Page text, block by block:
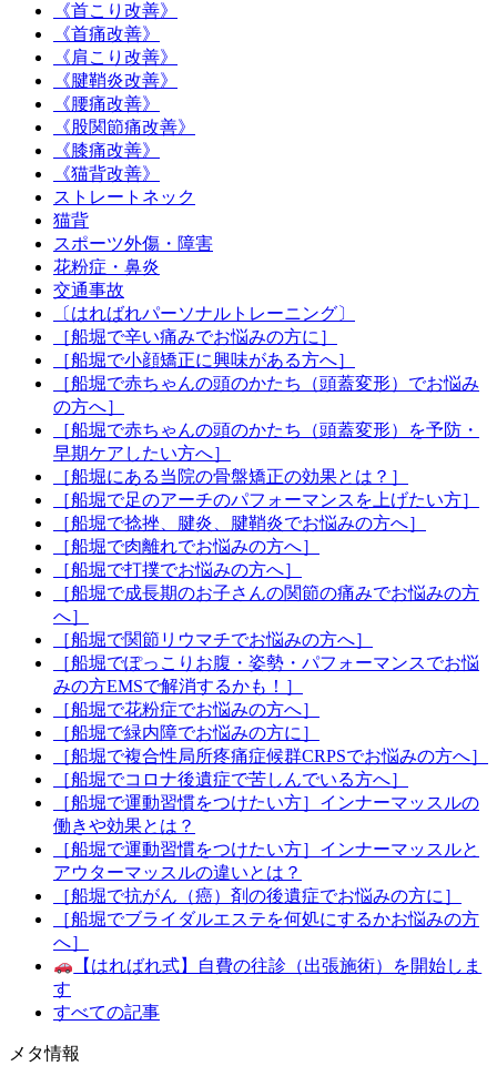
《首こり改善》
《首痛改善》
《肩こり改善》
《腱鞘炎改善》
《腰痛改善》
《股関節痛改善》
《膝痛改善》
《猫背改善》
ストレートネック
猫背
スポーツ外傷・障害
花粉症・鼻炎
交通事故
〔はればれパーソナルトレーニング〕
［船堀で辛い痛みでお悩みの方に］
［船堀で小顔矯正に興味がある方へ］
［船堀で赤ちゃんの頭のかたち（頭蓋変形）でお悩み
の方へ］
［船堀で赤ちゃんの頭のかたち（頭蓋変形）を予防・
早期ケアしたい方へ］
［船堀にある当院の骨盤矯正の効果とは？］
［船堀で足のアーチのパフォーマンスを上げたい方］
［船堀で捻挫、腱炎、腱鞘炎でお悩みの方へ］
［船堀で肉離れでお悩みの方へ］
［船堀で打撲でお悩みの方へ］
［船堀で成長期のお子さんの関節の痛みでお悩みの方
へ］
［船堀で関節リウマチでお悩みの方へ］
［船堀でぽっこりお腹・姿勢・パフォーマンスでお悩
みの方EMSで解消するかも！］
［船堀で花粉症でお悩みの方へ］
［船堀で緑内障でお悩みの方に］
［船堀で複合性局所疼痛症候群CRPSでお悩みの方へ］
［船堀でコロナ後遺症で苦しんでいる方へ］
［船堀で運動習慣をつけたい方］インナーマッスルの
働きや効果とは？
［船堀で運動習慣をつけたい方］インナーマッスルと
アウターマッスルの違いとは？
［船堀で抗がん（癌）剤の後遺症でお悩みの方に］
［船堀でブライダルエステを何処にするかお悩みの方
へ］
【はればれ式】自費の往診（出張施術）を開始しま
す
すべての記事
メタ情報